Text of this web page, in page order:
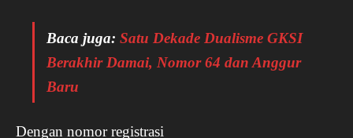
Baca juga: Satu Dekade Dualisme GKSI
Berakhir Damai, Nomor 64 dan Anggur
Baru
Dengan nomor registrasi